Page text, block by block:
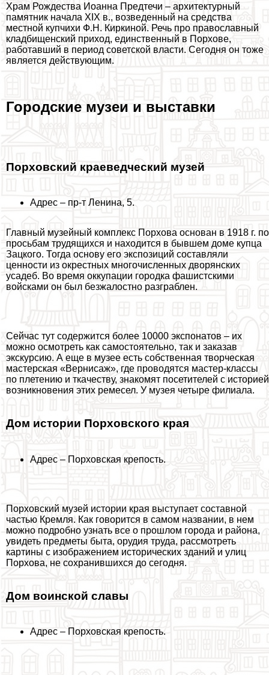
Храм Рождества Иоанна Предтечи – архитектурный
памятник начала XIX в., возведенный на средства
местной купчихи Ф.Н. Киркиной. Речь про православный
кладбищенский приход, единственный в Порхове,
работавший в период советской власти. Сегодня он тоже
является действующим.
Городские музеи и выставки
Порховский краеведческий музей
Адрес – пр-т Ленина, 5.
Главный музейный комплекс Порхова основан в 1918 г. по
просьбам трудящихся и находится в бывшем доме купца
Зацкого. Тогда основу его экспозиций составляли
ценности из окрестных многочисленных дворянских
усадеб. Во время оккупации городка фашистскими
войсками он был безжалостно разграблен.
Сейчас тут содержится более 10000 экспонатов – их
можно осмотреть как самостоятельно, так и заказав
экскурсию. А еще в музее есть собственная творческая
мастерская «Вернисаж», где проводятся мастер-классы
по плетению и ткачеству, знакомят посетителей с историей
возникновения этих ремесел. У музея четыре филиала.
Дом истории Порховского края
Адрес – Порховская крепость.
Порховский музей истории края выступает составной
частью Кремля. Как говорится в самом названии, в нем
можно подробно узнать все о прошлом города и района,
увидеть предметы быта, орудия труда, рассмотреть
картины с изображением исторических зданий и улиц
Порхова, не сохранившихся до сегодня.
Дом воинской славы
Адрес – Порховская крепость.